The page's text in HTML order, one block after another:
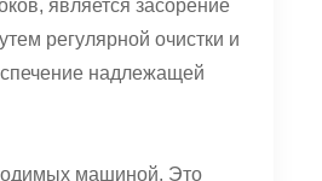
является засорение
регулярной очистки и
надлежащей
машиной. Это